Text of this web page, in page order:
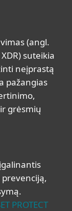
(angl.
suteikia
neįprastą
pažangias
grėsmių
įgalinantis
PROTECT